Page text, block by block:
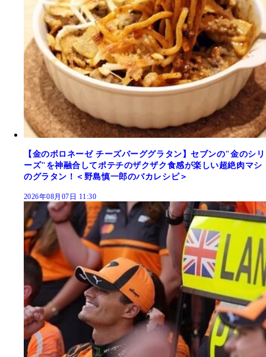
【金のボロネーゼ チーズバーググラタン】セブンの"金のシリ
ーズ"を神融合してポテチのザクザク食感が楽しい超絶肉マシ
のグラタン！＜野島慎一郎のバカレシピ＞
2026年08月07日 11:30